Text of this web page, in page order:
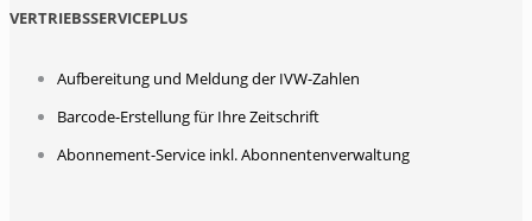
VERTRIEBSSERVICEPLUS
Aufbereitung und Meldung der IVW-Zahlen
Barcode-Erstellung für Ihre Zeitschrift
Abonnement-Service inkl. Abonnentenverwaltung